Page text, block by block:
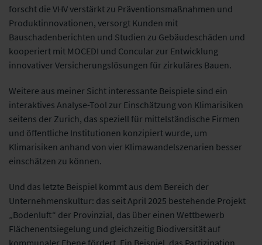
forscht die VHV verstärkt zu Präventionsmaßnahmen und
Produktinnovationen, versorgt Kunden mit
Bauschadenberichten und Studien zu Gebäudeschäden und
kooperiert mit MOCEDI und Concular zur Entwicklung
innovativer Versicherungslösungen für zirkuläres Bauen.
Weitere aus meiner Sicht interessante Beispiele sind ein
interaktives Analyse-Tool zur Einschätzung von Klimarisiken
seitens der Zurich, das speziell für mittelständische Firmen
und öffentliche Institutionen konzipiert wurde, um
Klimarisiken anhand von vier Klimawandelszenarien besser
einschätzen zu können.
Und das letzte Beispiel kommt aus dem Bereich der
Unternehmenskultur: das seit April 2025 bestehende Projekt
„Bodenluft“ der Provinzial, das über einen Wettbewerb
Flächenentsiegelung und gleichzeitig Biodiversität auf